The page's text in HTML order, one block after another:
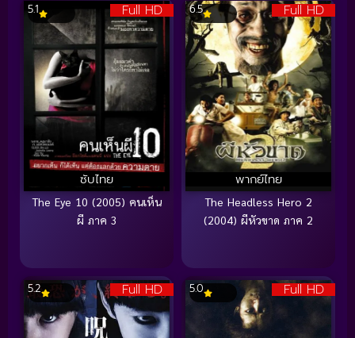
Full HD
ซับไทย
5.1
The Eye 10 (2005) คนเห็น
ผี ภาค 3
Full HD
พากย์ไทย
6.5
The Headless Hero 2
(2004) ผีหัวขาด ภาค 2
Full HD
5.2 Full HD
5.0